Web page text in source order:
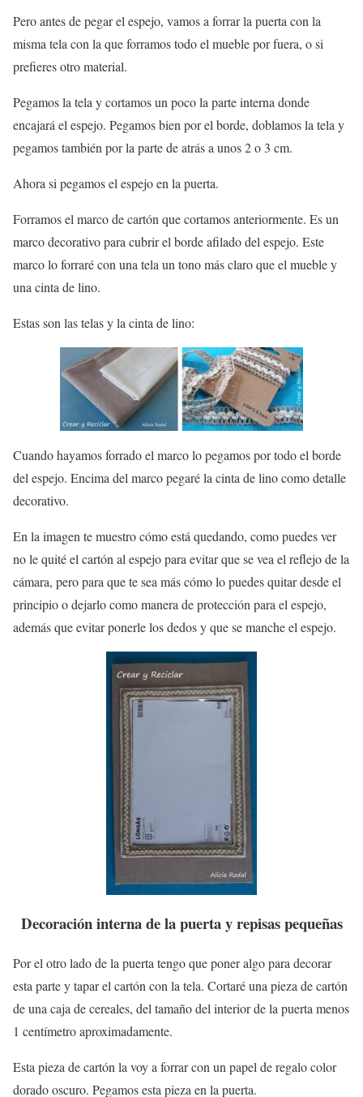
Pero antes de pegar el espejo, vamos a forrar la puerta con la
misma tela con la que forramos todo el mueble por fuera, o si
prefieres otro material.
Pegamos la tela y cortamos un poco la parte interna donde
encajará el espejo. Pegamos bien por el borde, doblamos la tela y
pegamos también por la parte de atrás a unos 2 o 3 cm.
Ahora si pegamos el espejo en la puerta.
Forramos el marco de cartón que cortamos anteriormente. Es un
marco decorativo para cubrir el borde afilado del espejo. Este
marco lo forraré con una tela un tono más claro que el mueble y
una cinta de lino.
Estas son las telas y la cinta de lino:
Cuando hayamos forrado el marco lo pegamos por todo el borde
del espejo. Encima del marco pegaré la cinta de lino como detalle
decorativo.
En la imagen te muestro cómo está quedando, como puedes ver
no le quité el cartón al espejo para evitar que se vea el reflejo de la
cámara, pero para que te sea más cómo lo puedes quitar desde el
principio o dejarlo como manera de protección para el espejo,
además que evitar ponerle los dedos y que se manche el espejo.
Decoración interna de la puerta y repisas pequeñas
Por el otro lado de la puerta tengo que poner algo para decorar
esta parte y tapar el cartón con la tela. Cortaré una pieza de cartón
de una caja de cereales, del tamaño del interior de la puerta menos
1 centímetro aproximadamente.
Esta pieza de cartón la voy a forrar con un papel de regalo color
dorado oscuro. Pegamos esta pieza en la puerta.